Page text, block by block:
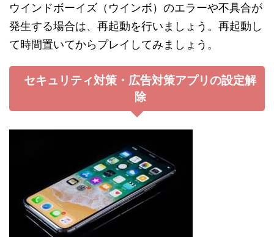
ウインドボーイズ（ウインボ）のエラーや不具合が
発生する場合は、再起動を行いましょう。再起動し
て時間置いてからプレイしてみましょう。
セキュリティ対策・広告対策アプリの設定解
除